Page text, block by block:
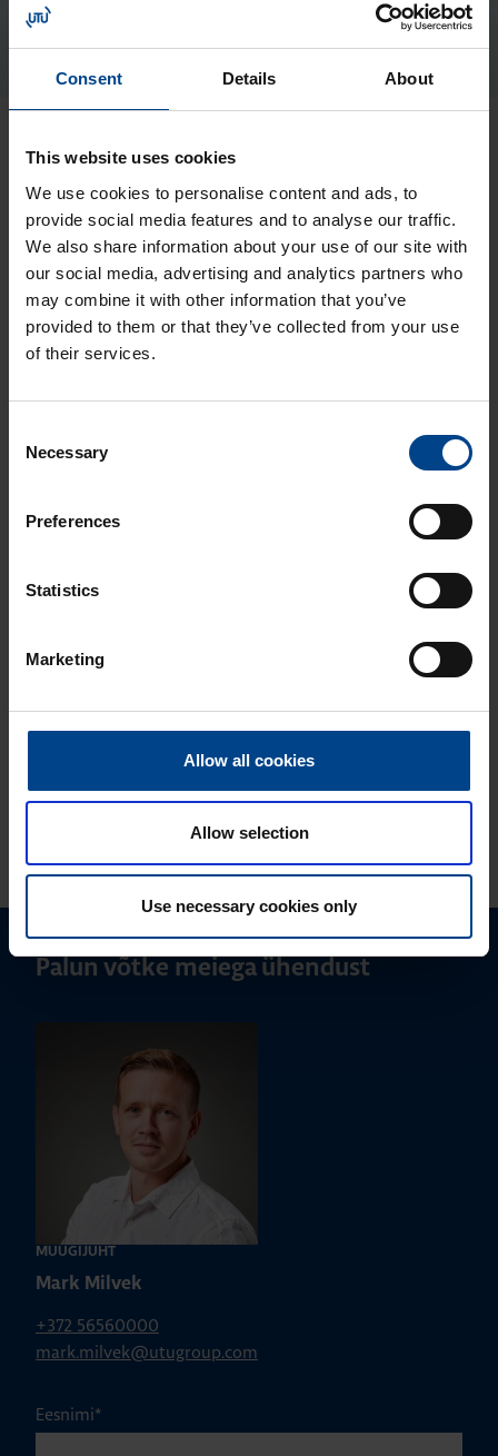
Consent Details About
This website uses cookies
We use cookies to personalise content and ads, to
provide social media features and to analyse our traffic.
We also share information about your use of our site with
our social media, advertising and analytics partners who
may combine it with other information that you’ve
provided to them or that they’ve collected from your use
of their services.
Selection
Necessary
Preferences
Statistics
Marketing
Allow all cookies
Allow selection
Use necessary cookies only
Viimased artiklid teemast
Elektriautode laadimine
ELEKTRIAUTODE
LAADIMINE
30.5.2025
Lugemisaeg: 1 min
Wallbox eM4
tänapäevasest
ELEKTRIAUTODE
Lugemisaeg: 2 min
AC laadimisjaam
27.4.2023
Elektriautode
VAATA ROHKEM ARTIKLEID
Palun võtke meiega ühendust
MÜÜGIJUHT
Mark Milvek
+372 56560000
mark.milvek@utugroup.com
Eesnimi*